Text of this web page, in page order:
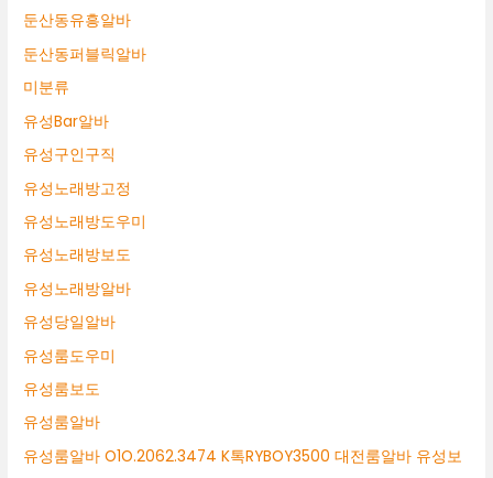
둔산동유흥알바
둔산동퍼블릭알바
미분류
유성Bar알바
유성구인구직
유성노래방고정
유성노래방도우미
유성노래방보도
유성노래방알바
유성당일알바
유성룸도우미
유성룸보도
유성룸알바
유성룸알바 O1O.2062.3474 K톡RYBOY3500 대전룸알바 유성보